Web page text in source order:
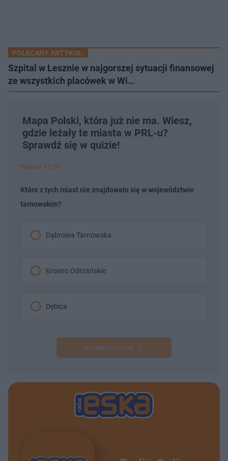
POLECANY ARTYKUŁ:
​Szpital w Lesznie w najgorszej sytuacji finansowej
ze wszystkich placówek w Wi…
Mapa Polski, która już nie ma. Wiesz,
gdzie leżały te miasta w PRL-u?
Sprawdź się w quizie!
Pytanie 1 z 15
Które z tych miast nie znajdowało się w województwie
tarnowskim?
Dąbrowa Tarnowska
Krosno Odrzańskie
Dębica
Następne pytanie